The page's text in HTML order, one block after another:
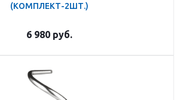
(КОМПЛЕКТ-2ШТ.)
6 980 руб.